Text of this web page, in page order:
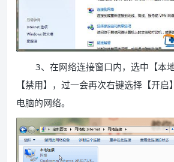
3、在网络连接窗口内，选中【本
【禁用】，过一会再次右键选择【开
电脑的网络。